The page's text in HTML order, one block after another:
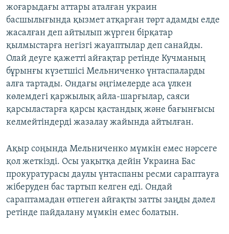
жоғарыдағы аттары аталған украин
басшылығында қызмет атқарған төрт адамды елде
жасалған деп айтылып жүрген бірқатар
қылмыстарға негізгі жауаптылар деп санайды.
Олай деуге қажетті айғақтар ретінде Кучманың
бұрынғы күзетшісі Мельниченко үнтаспаларды
алға тартады. Ондағы әңгімелерде аса үлкен
көлемдегі қаржылық айла-шарғылар, саяси
қарсыластарға қарсы қастандық және бағынғысы
келмейтіндерді жазалау жайында айтылған.
Ақыр соңында Мельниченко мүмкін емес нәрсеге
қол жеткізді. Осы уақытқа дейін Украина Бас
прокуратурасы даулы үнтаспаны ресми сараптауға
жіберуден бас тартып келген еді. Ондай
сараптамадан өтпеген айғақты затты заңды дәлел
ретінде пайдалану мүмкін емес болатын.